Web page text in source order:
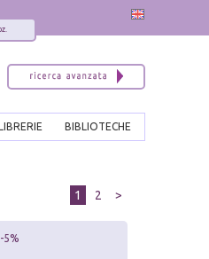
BIBLIOTECHE
LIBRERIE
1 2 >
-5%